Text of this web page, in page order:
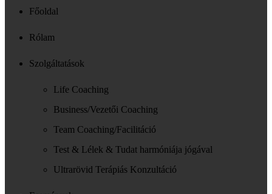
Főoldal
Rólam
Szolgáltatások
Life Coaching
Business/Vezetői Coaching
Team Coaching/Facilitáció
Test & Lélek & Tudat harmóniája jógával
Ultrarövid Terápiás Konzultáció